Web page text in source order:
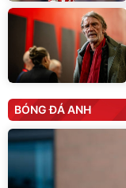
BÓNG ĐÁ ANH